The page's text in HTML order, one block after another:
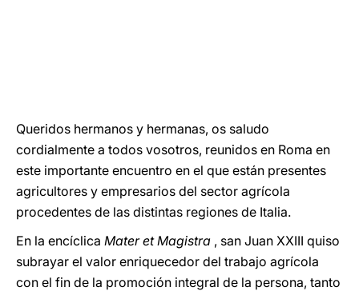
Queridos hermanos y hermanas, os saludo
cordialmente a todos vosotros, reunidos en Roma en
este importante encuentro en el que están presentes
agricultores y empresarios del sector agrícola
procedentes de las distintas regiones de Italia.
En la encíclica Mater et Magistra , san Juan XXIII quiso
subrayar el valor enriquecedor del trabajo agrícola
con el fin de la promoción integral de la persona, tanto